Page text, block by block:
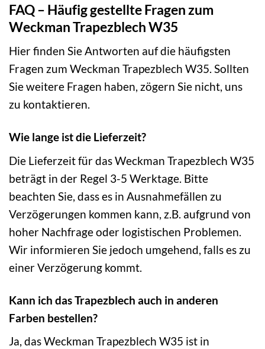
FAQ – Häufig gestellte Fragen zum
Weckman Trapezblech W35
Hier finden Sie Antworten auf die häufigsten
Fragen zum Weckman Trapezblech W35. Sollten
Sie weitere Fragen haben, zögern Sie nicht, uns
zu kontaktieren.
Wie lange ist die Lieferzeit?
Die Lieferzeit für das Weckman Trapezblech W35
beträgt in der Regel 3-5 Werktage. Bitte
beachten Sie, dass es in Ausnahmefällen zu
Verzögerungen kommen kann, z.B. aufgrund von
hoher Nachfrage oder logistischen Problemen.
Wir informieren Sie jedoch umgehend, falls es zu
einer Verzögerung kommt.
Kann ich das Trapezblech auch in anderen
Farben bestellen?
Ja, das Weckman Trapezblech W35 ist in